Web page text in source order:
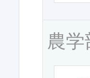
農学